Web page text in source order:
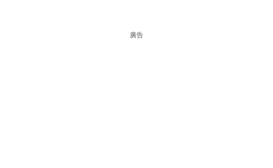
廣告